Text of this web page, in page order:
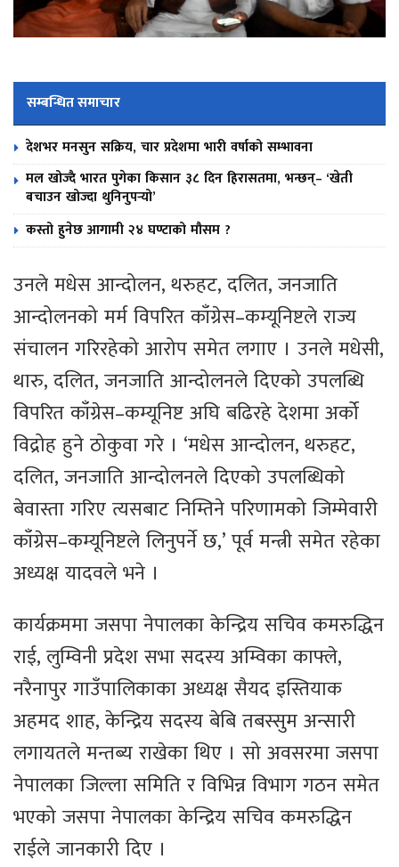
सम्बन्धित समाचार
देशभर मनसुन सक्रिय, चार प्रदेशमा भारी वर्षाको सम्भावना
मल खोज्दै भारत पुगेका किसान ३८ दिन हिरासतमा, भन्छन्– ‘खेती
बचाउन खोज्दा थुनिनुपर्‍यो’
कस्तो हुनेछ आगामी २४ घण्टाको मौसम ?
उनले मधेस आन्दोलन, थरुहट, दलित, जनजाति
आन्दोलनको मर्म विपरित काँग्रेस–कम्यूनिष्टले राज्य
संचालन गरिरहेको आरोप समेत लगाए । उनले मधेसी,
थारु, दलित, जनजाति आन्दोलनले दिएको उपलब्धि
विपरित काँग्रेस–कम्यूनिष्ट अघि बढिरहे देशमा अर्को
विद्रोह हुने ठोकुवा गरे । ‘मधेस आन्दोलन, थरुहट,
दलित, जनजाति आन्दोलनले दिएको उपलब्धिको
बेवास्ता गरिए त्यसबाट निम्तिने परिणामको जिम्मेवारी
काँग्रेस–कम्यूनिष्टले लिनुपर्ने छ,’ पूर्व मन्त्री समेत रहेका
अध्यक्ष यादवले भने ।
कार्यक्रममा जसपा नेपालका केन्द्रिय सचिव कमरुद्धिन
राई, लुम्विनी प्रदेश सभा सदस्य अम्विका काफ्ले,
नरैनापुर गाउँपालिकाका अध्यक्ष सैयद इस्तियाक
अहमद शाह, केन्द्रिय सदस्य बेबि तबस्सुम अन्सारी
लगायतले मन्तब्य राखेका थिए । सो अवसरमा जसपा
नेपालका जिल्ला समिति र विभिन्न विभाग गठन समेत
भएको जसपा नेपालका केन्द्रिय सचिव कमरुद्धिन
राईले जानकारी दिए ।